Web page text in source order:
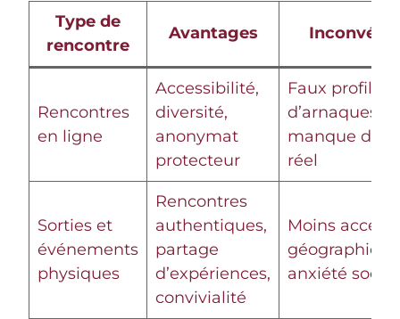
Type de
rencontre
Avantages
Rencontres
en ligne
Accessibilité,
diversité,
anonymat
protecteur
Faux profils,
d’arnaques,
manque de
réel
Sorties et
événements
physiques
Rencontres
authentiques,
partage
d’expériences,
convivialité
Moins
anxiété